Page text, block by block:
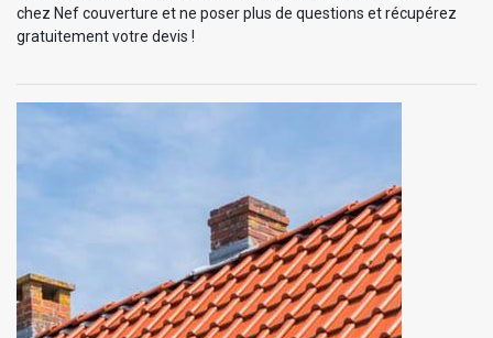
chez Nef couverture et ne poser plus de questions et récupérez
gratuitement votre devis !